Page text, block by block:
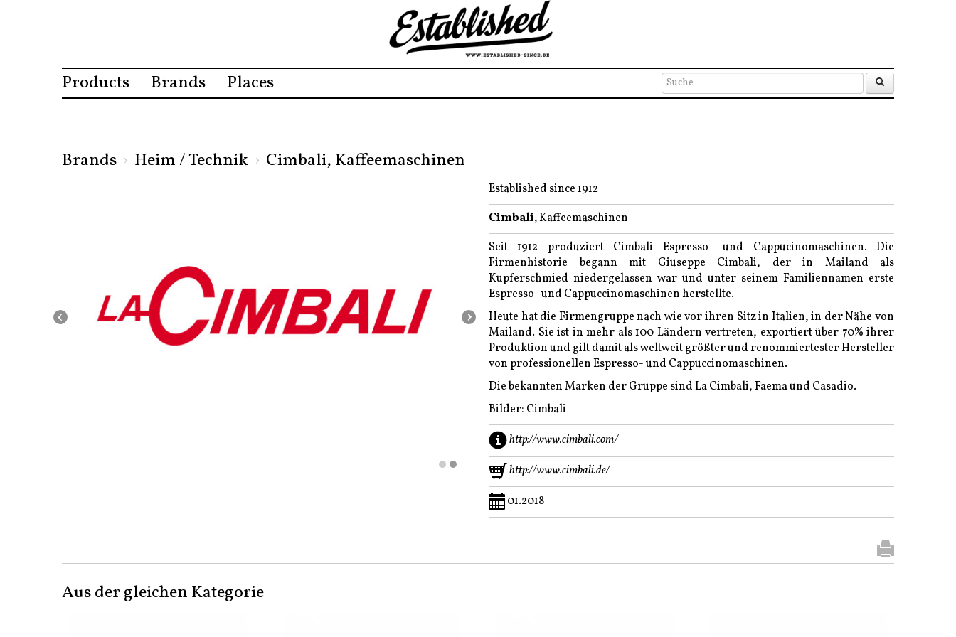
Products Brands Places
Brands › Heim / Technik › Cimbali, Kaffeemaschinen
‹ ›
Established since 1912
Cimbali,Kaffeemaschinen
Seit 1912 produziert Cimbali Espresso- und Cappucinomaschinen. Die
Firmenhistorie begann mit Giuseppe Cimbali, der in Mailand als
Kupferschmied niedergelassen war und unter seinem Familiennamen erste
Espresso- und Cappuccinomaschinen herstellte.
Heute hat die Firmengruppe nach wie vor ihren Sitz in Italien, in der Nähe von
Mailand. Sie ist in mehr als 100 Ländern vertreten, exportiert über 70% ihrer
Produktion und gilt damit als weltweit größter und renommiertester Hersteller
von professionellen Espresso- und Cappuccinomaschinen.
Die bekannten Marken der Gruppe sind La Cimbali, Faema und Casadio.
Bilder: Cimbali
http://www.cimbali.com/
http://www.cimbali.de/
01.2018
Aus der gleichen Kategorie